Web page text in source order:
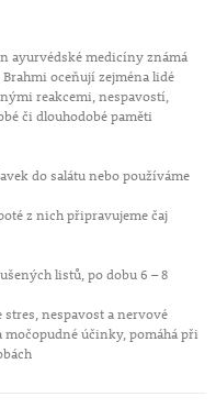
ayurvédské medicíny známá
oceňují zejména lidé
reakcemi, nespavostí,
či dlouhodobé paměti
do salátu nebo používáme
z nich připravujeme čaj
listů, po dobu 6 – 8
stres, nespavost a nervové
účinky, pomáhá při